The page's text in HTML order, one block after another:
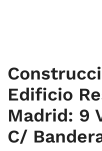
Edificio
Madrid: 9
C/